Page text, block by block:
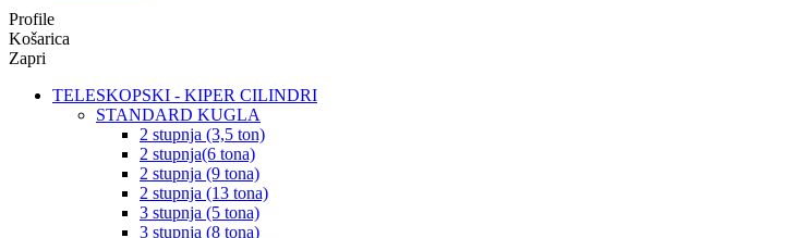
Profile
Košarica
Zapri
TELESKOPSKI - KIPER CILINDRI
STANDARD KUGLA
2 stupnja (3,5 ton)
2 stupnja(6 tona)
2 stupnja (9 tona)
2 stupnja (13 tona)
3 stupnja (5 tona)
3 stupnja (8 tona)